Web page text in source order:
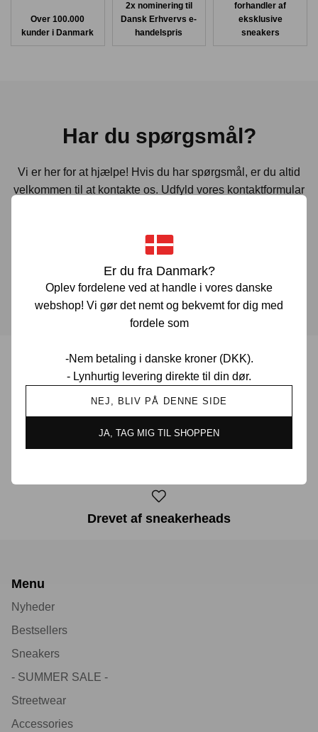
Er du fra Danmark?
Oplev fordelene ved at handle i vores danske
webshop! Vi gør det nemt og bekvemt for dig med
fordele som
-Nem betaling i danske kroner (DKK).
- Lynhurtig levering direkte til din dør.
NEJ, BLIV PÅ DENNE SIDE
JA, TAG MIG TIL SHOPPEN
Over 100.000
kunder i Danmark
2x nominering til
Dansk Erhvervs e-
handelspris
forhandler af
eksklusive
sneakers
Har du spørgsmål?
Vi er her for at hjælpe! Hvis du har spørgsmål, er du altid
velkommen til at kontakte os. Udfyld vores kontaktformular
KONTAKT OS
Prisgaranti i Danmark
30 dages returret
Drevet af sneakerheads
Menu
Nyheder
Bestsellers
Sneakers
- SUMMER SALE -
Streetwear
Accessories